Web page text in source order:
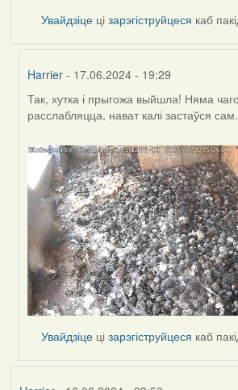
Увайдзіце цізарэгіструйцеся каб
Harrier - 17.06.2024 - 19:29
In
reply
by
SaMANdaS
Так, хутка і прыгожа выйшла! Няма
расслабляцца, нават калі застаўся сам.
Увайдзіце цізарэгіструйцеся каб